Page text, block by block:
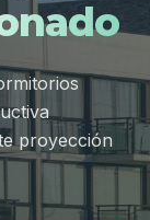
proyección